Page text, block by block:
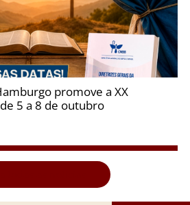
promove a XX
5 a 8 de outubro